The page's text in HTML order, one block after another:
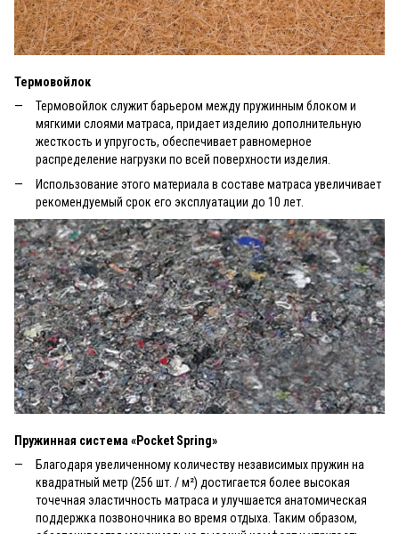
Термовойлок
Термовойлок служит барьером между пружинным блоком и
мягкими слоями матраса, придает изделию дополнительную
жесткость и упругость, обеспечивает равномерное
распределение нагрузки по всей поверхности изделия.
Использование этого материала в составе матраса увеличивает
рекомендуемый срок его эксплуатации до 10 лет.
Пружинная система «Pocket Spring»
Благодаря увеличенному количеству независимых пружин на
квадратный метр (256 шт. / м²) достигается более высокая
точечная эластичность матраса и улучшается анатомическая
поддержка позвоночника во время отдыха. Таким образом,